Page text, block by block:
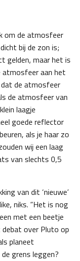
om de atmosfeer
bij de zon is;
gelden, maar het is
aan het
de atmosfeer
de atmosfeer van
laagje
goede reflector
als je haar zo
wij een laag
van slechts 0,5
van dit ‘nieuwe’
niks. “Het is nog
met een beetje
debat over Pluto op
planeet
grens leggen?